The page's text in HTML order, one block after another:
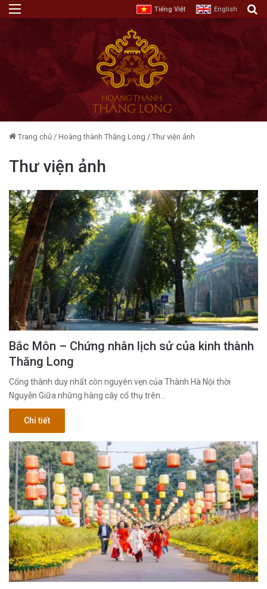
Tiếng Việt English
Trang chủ / Hoàng thành Thăng Long / Thư viện ảnh
Thư viện ảnh
Bắc Môn – Chứng nhân lịch sử của kinh thành
Thăng Long
Cổng thành duy nhất còn nguyên vẹn của Thành Hà Nội thời
Nguyễn Giữa những hàng cây cổ thụ trên…
Chi tiết